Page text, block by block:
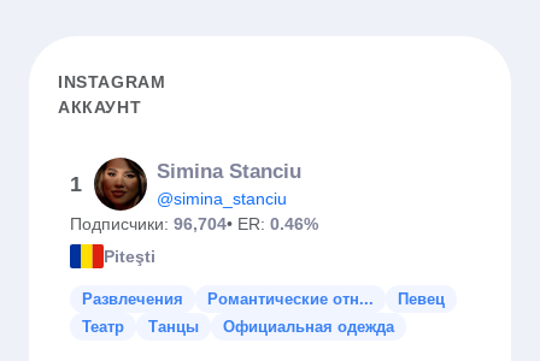
INSTAGRAM
АККАУНТ
1
Simina Stanciu
@simina_stanciu
Подписчики: 96,704• ER: 0.46%
Piteşti
Развлечения Романтические отн...
Певец
Театр
Танцы Официальная одежда